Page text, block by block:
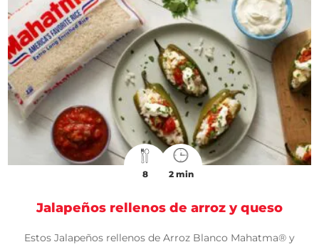
8 2 min
Jalapeños rellenos de arroz y queso
Estos Jalapeños rellenos de Arroz Blanco Mahatma® y